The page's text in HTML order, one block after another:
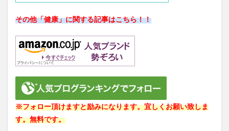
その他「健康」に関する記事はこちら！！
※フォロー頂けますと励みになります。宜しくお願い致しま
す。無料です。